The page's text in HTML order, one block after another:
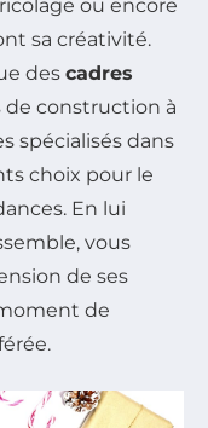
ou encore
sa créativité.
des cadres
de construction à
spécialisés dans
choix pour le
En lui
vous
de ses
de